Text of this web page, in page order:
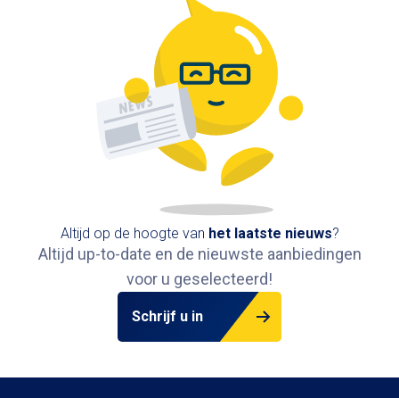
Altijd op de hoogte van het laatste nieuws?
Altijd up-to-date en de nieuwste aanbiedingen
voor u geselecteerd!
Schrijf u in